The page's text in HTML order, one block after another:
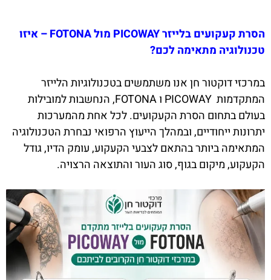
הסרת קעקועים בלייזר PICOWAY מול FOTONA – איזו
טכנולוגיה מתאימה לכם?
במרכזי דוקטור חן אנו משתמשים בטכנולוגיות הלייזר
המתקדמות PICOWAY ו FOTONA, הנחשבות למובילות
בעולם בתחום הסרת הקעקועים. לכל אחת מהמערכות
יתרונות ייחודיים, ובמהלך הייעוץ הרפואי נבחרת הטכנולוגיה
המתאימה ביותר בהתאם לצבעי הקעקוע, עומק הדיו, גודל
הקעקוע, מיקום בגוף, סוג העור והתוצאה הרצויה.